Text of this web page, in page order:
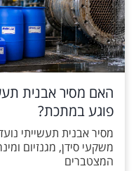
האם מסיר אבנית
פוגע במתכת?
מסיר אבנית תעשייתי
משקעי סידן, מגנזיום
המצטברים